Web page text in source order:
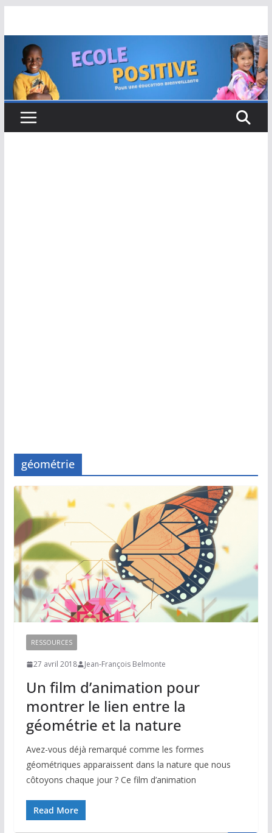
contenu
géométrie
RESSOURCES
27 avril 2018 Jean-François Belmonte
Un film d’animation pour
montrer le lien entre la
géométrie et la nature
Avez-vous déjà remarqué comme les formes
géométriques apparaissent dans la nature que nous
côtoyons chaque jour ? Ce film d’animation
Read More